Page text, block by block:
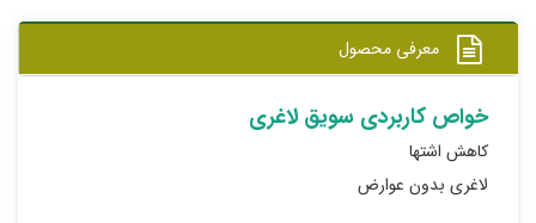
معرفی محصول
خواص کاربردی سویق لاغری
کاهش اشتها
لاغری بدون عوارض